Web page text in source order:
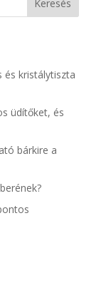
és kristálytiszta
üdítőket, és
bárkire a